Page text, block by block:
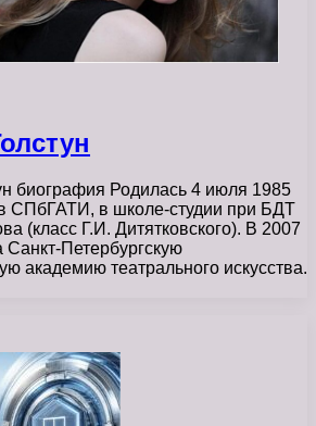
биография Родилась 4 июля 1985
СПбГАТИ, в школе-студии при БДТ
(класс Г.И. Дитятковского). В 2007
Санкт-Петербургскую
академию театрального искусства.